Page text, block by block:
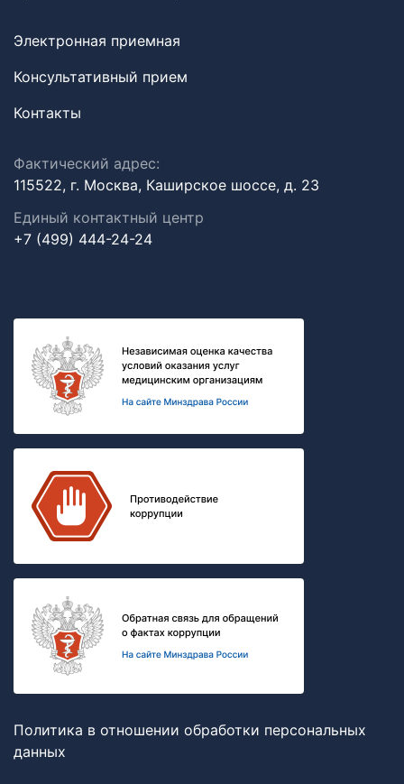
Электронная приемная
Консультативный прием
Контакты
Фактический адрес:
115522, г. Москва, Каширское шоссе, д. 23
Единый контактный центр
+7 (499) 444-24-24
Политика в отношении обработки персональных
данных